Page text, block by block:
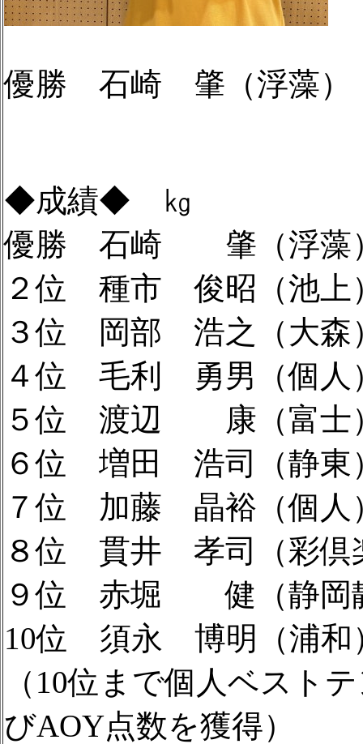
優勝 石崎 肇（浮藻）
◆成績◆ ㎏
優勝 石崎 肇（浮藻
２位 種市 俊昭（池上
３位 岡部 浩之（大森
４位 毛利 勇男（個人
５位 渡辺 康（富士
６位 増田 浩司（静東
７位 加藤 晶裕（個人
８位 貫井 孝司（彩倶
９位 赤堀 健（静岡
10位 須永 博明（浦和
（10位まで個人ベスト
びAOY点数を獲得）